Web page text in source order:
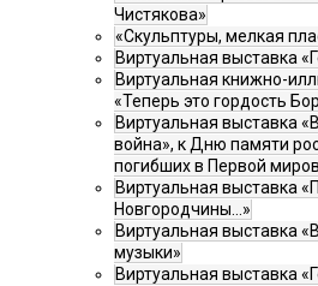
Чистякова»
«Скульптуры, мелкая
Виртуальная выставка
Виртуальная книжно-
«Теперь это гордость
Виртуальная выставка
война», к Дню памяти
погибших в Первой
Виртуальная выставка
Новгородчины…»
Виртуальная выставка
музыки»
Виртуальная выставка